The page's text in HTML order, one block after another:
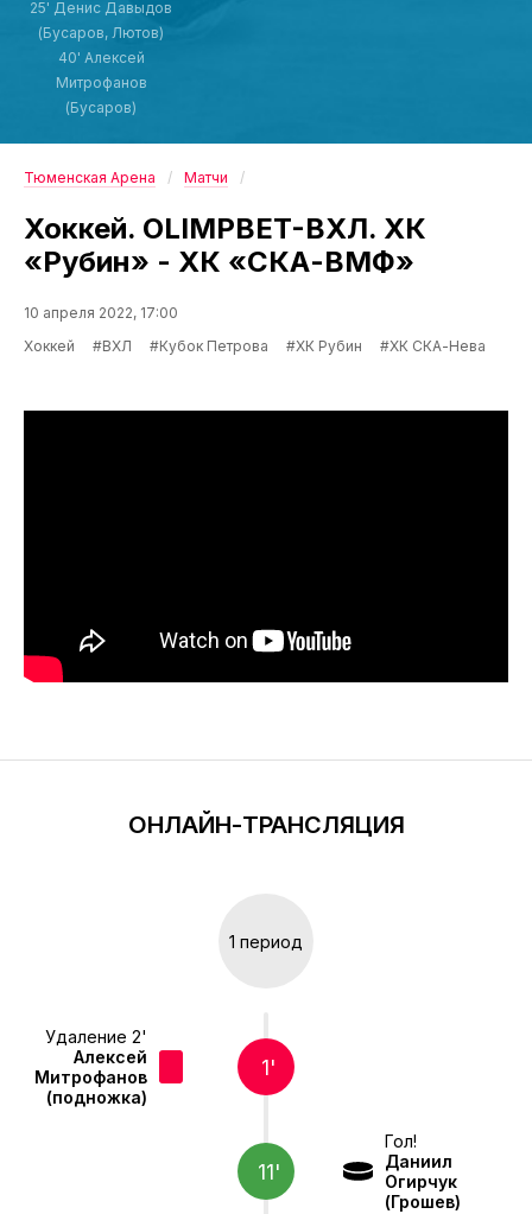
25' Денис Давыдов
(Бусаров, Лютов)
40' Алексей
Митрофанов
(Бусаров)
Тюменская Арена Матчи
Хоккей. OLIMPBET-ВХЛ. ХК
«Рубин» - ХК «СКА-ВМФ»
10 апреля 2022, 17:00
Хоккей
#ВХЛ #Кубок Петрова #ХК Рубин #ХК СКА-Нева
ОНЛАЙН-ТРАНСЛЯЦИЯ
1 период
Удаление 2'
Алексей
Митрофанов
(подножка)
1'
11'
Гол!
Даниил
Огирчук
(Грошев)